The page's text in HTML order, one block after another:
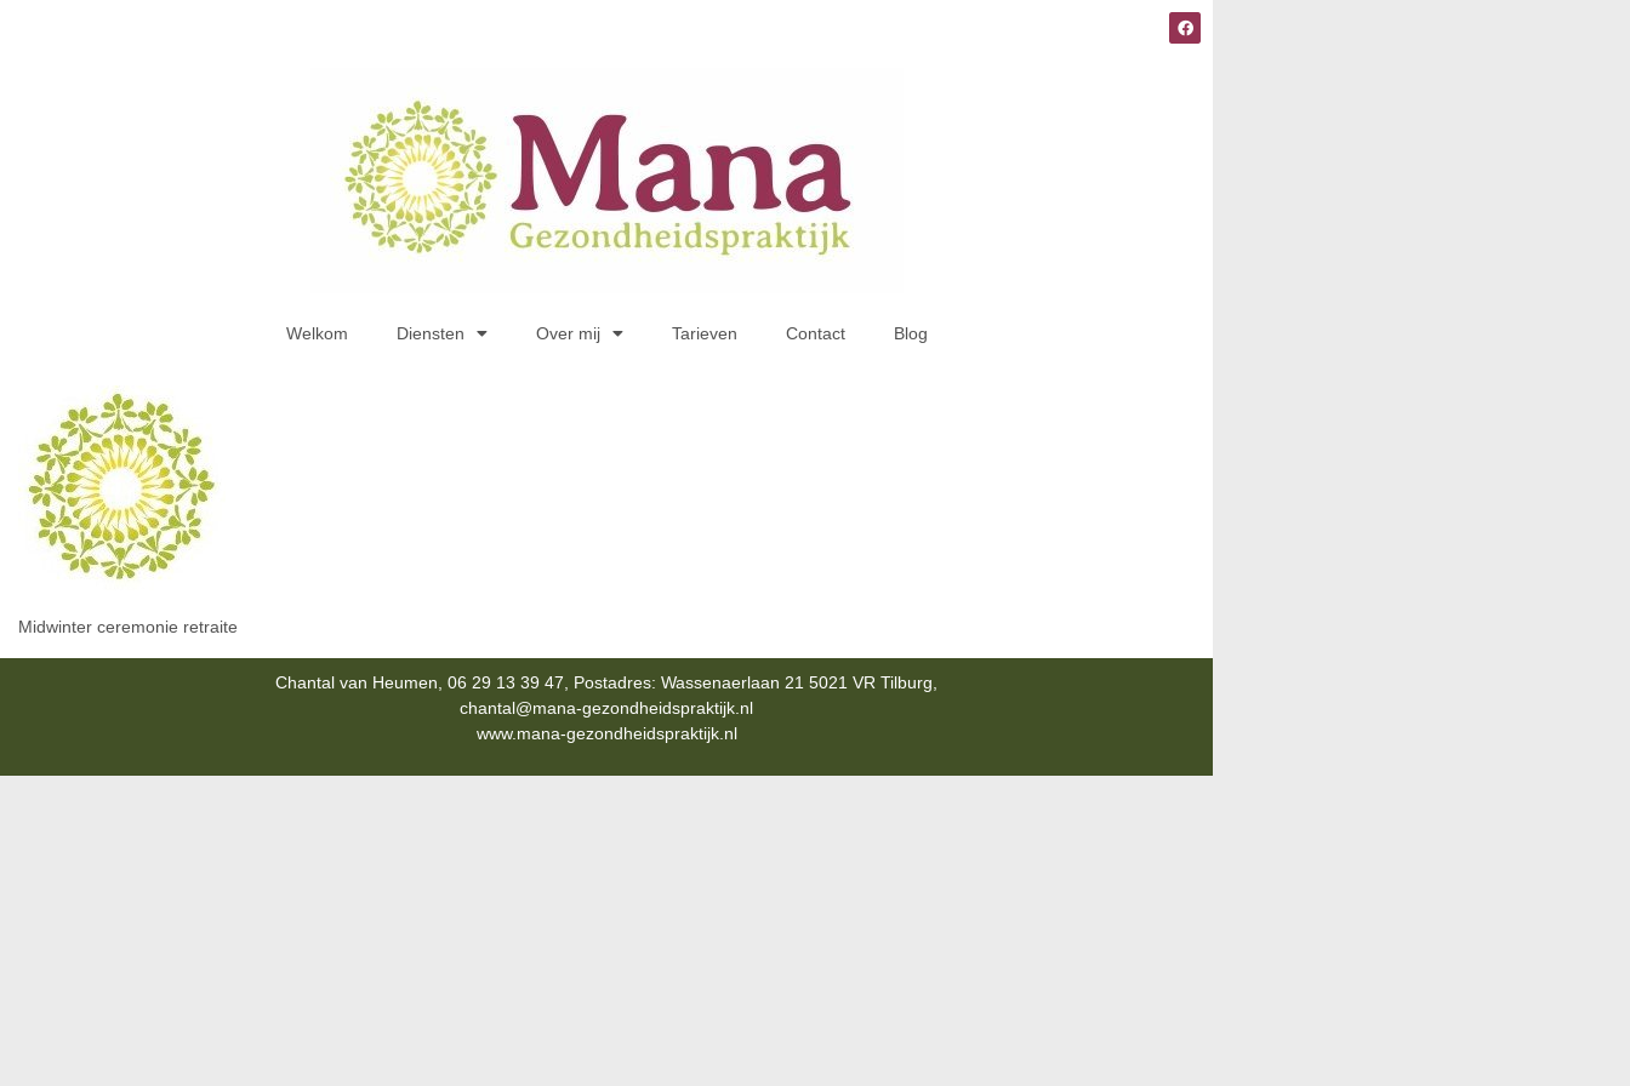
Welkom Diensten Over mij Tarieven Contact Blog
Midwinter ceremonie retraite
Chantal van Heumen, 06 29 13 39 47, Postadres: Wassenaerlaan 21 5021 VR Tilburg,
chantal@mana-gezondheidspraktijk.nl
www.mana-gezondheidspraktijk.nl